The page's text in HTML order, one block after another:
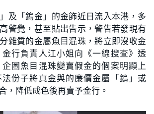
及「鎢金」的金飾近日流入本港，多
警覺，甚至貼出告示，警告若發現有
雜質的金屬魚目混珠，將立即沒收金
行負責人江小姐向《一線搜查》透
圖魚目混珠變賣假金的個案明顯上
份子將真金與的廉價金屬「鎢」或
，降低成色後再賣予金行。